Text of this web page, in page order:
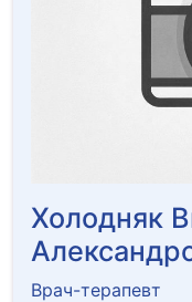
Холодняк
Врач-терапевт